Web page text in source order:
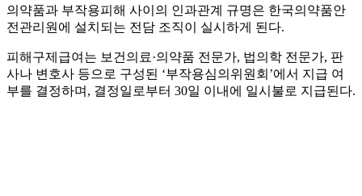
의약품과 부작용피해 사이의 인과관계 규명은 한국의약품안
전관리원에 설치되는 전담 조직이 실시하게 된다.
피해구제급여는 보건의료·의약품 전문가, 법의학 전문가, 판
사나 변호사 등으로 구성된 ‘부작용심의위원회’에서 지급 여
부를 결정하며, 결정일로부터 30일 이내에 일시불로 지급된다.